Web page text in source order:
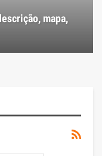
mapa,